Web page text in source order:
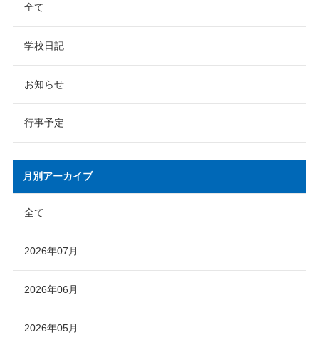
全て
学校日記
お知らせ
行事予定
月別アーカイブ
全て
2026年07月
2026年06月
2026年05月